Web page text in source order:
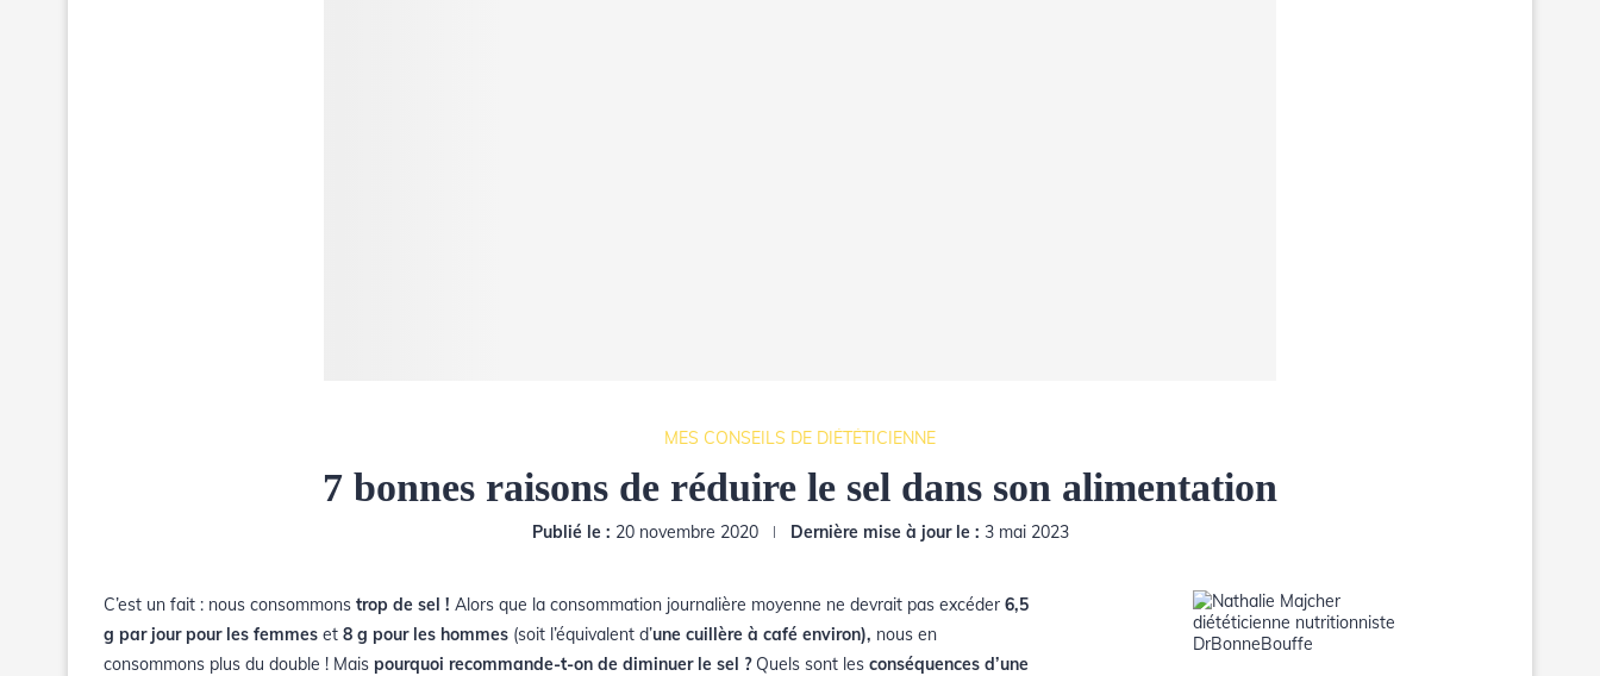
MES CONSEILS DE DIÉTÉTICIENNE
7 bonnes raisons de réduire le sel dans son alimentation
Publié le : 20 novembre 2020 Dernière mise à jour le : 3 mai 2023
C’est un fait : nous consommons trop de sel ! Alors que la consommation journalière moyenne ne devrait pas excéder 6,5
g par jour pour les femmes et 8 g pour les hommes (soit l’équivalent d’une cuillère à café environ), nous en
consommons plus du double ! Mais pourquoi recommande-t-on de diminuer le sel ?Quels sont les conséquences d’une